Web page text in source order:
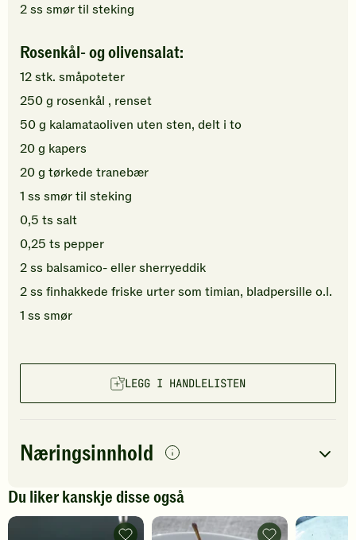
2ss smørtil steking
Rosenkål- og olivensalat:
12stk. småpoteter
250g rosenkål , renset
50g kalamataoliven uten sten, delt i to
20g kapers
20g tørkede tranebær
1 ss smørtil steking
0,5 ts salt
0,25 ts pepper
2ss balsamico- ellersherryeddik
2ss finhakkede friske urtersom timian, bladpersille o.l.
1 ss smør
LEGG I HANDLELISTEN
Næringsinnhold
per porsjon
Navn på
antall
Energi 493kcal
Du liker kanskje disse også